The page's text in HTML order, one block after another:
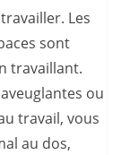
Les
sont
travaillant.
ou
travail, vous
au dos,